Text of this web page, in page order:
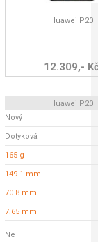
Huawei P20
12.309,-
Huawei P20
Nový
Dotyková
165 g
149.1 mm
70.8 mm
7.65 mm
Ne